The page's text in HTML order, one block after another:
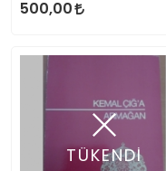
500,00
TÜKENDİ